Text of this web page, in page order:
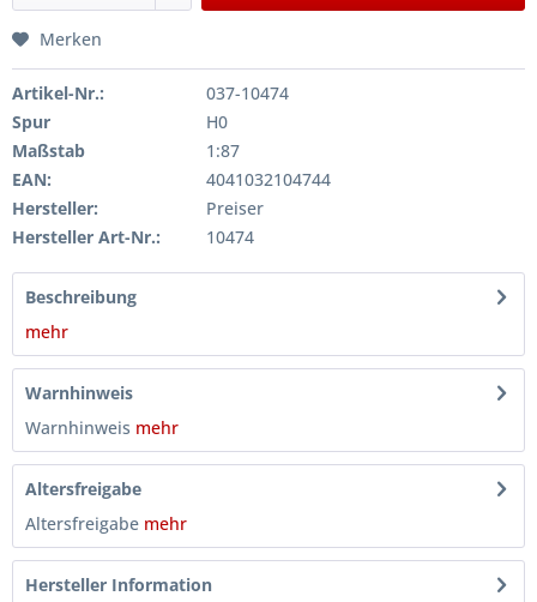
Merken
Artikel-Nr.:
037-10474
Spur
H0
Maßstab
1:87
EAN:
4041032104744
Hersteller:
Preiser
Hersteller Art-Nr.:
10474
Beschreibung
mehr
Warnhinweis
Warnhinweis mehr
Altersfreigabe
Altersfreigabe mehr
Hersteller Information